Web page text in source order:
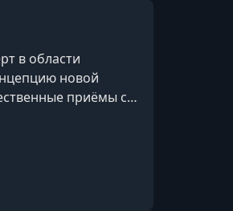
в области
новой
приёмы с
«Digital new art»